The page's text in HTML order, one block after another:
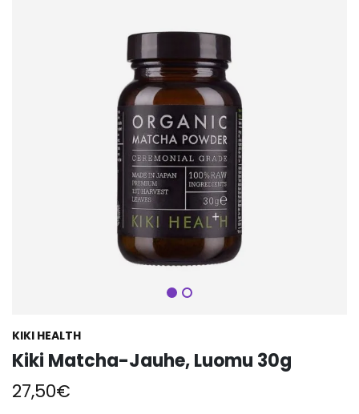
Seuraava
KIKI HEALTH
Kiki Matcha-Jauhe, Luomu 30g
27,50€